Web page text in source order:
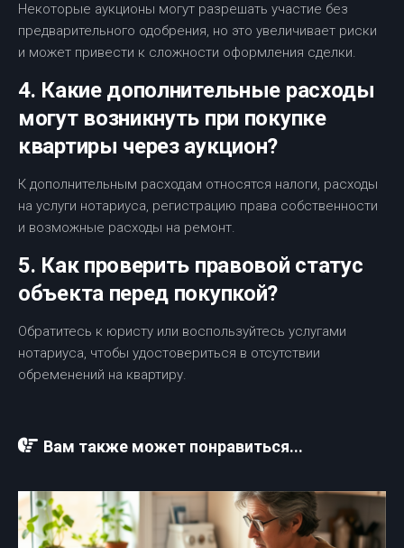
Некоторые аукционы могут разрешать участие без
предварительного одобрения, но это увеличивает риски
и может привести к сложности оформления сделки.
4. Какие дополнительные расходы
могут возникнуть при покупке
квартиры через аукцион?
К дополнительным расходам относятся налоги, расходы
на услуги нотариуса, регистрацию права собственности
и возможные расходы на ремонт.
5. Как проверить правовой статус
объекта перед покупкой?
Обратитесь к юристу или воспользуйтесь услугами
нотариуса, чтобы удостовериться в отсутствии
обременений на квартиру.
Вам также может понравиться...